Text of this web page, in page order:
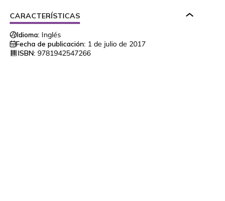
CARACTERÍSTICAS
Idioma: Inglés
Fecha de publicación: 1 de julio de 2017
ISBN: 9781942547266